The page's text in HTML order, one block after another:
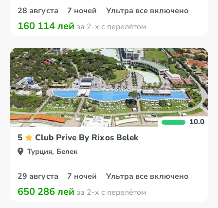
28 августа 7 ночей Ультра все включено
160 114 лей за 2-х с перелётом
10.0
5 Club Prive By Rixos Belek
Турция, Белек
29 августа 7 ночей Ультра все включено
650 286 лей за 2-х с перелётом